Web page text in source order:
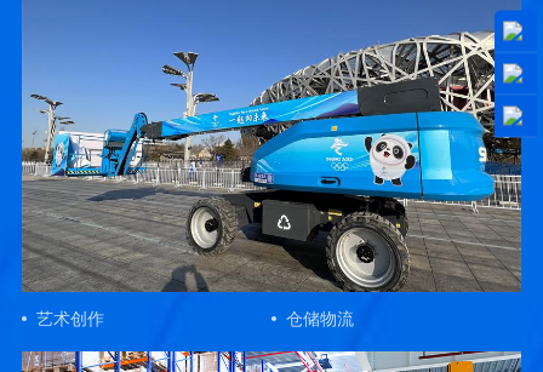
艺术创作 仓储物流